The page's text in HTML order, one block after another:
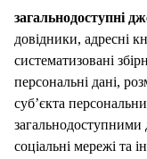
загальнодоступні
довідники, адресні
систематизовані
персональні дані,
суб’єкта
соціальні мережі та